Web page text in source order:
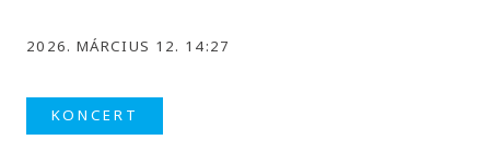
2026. MÁRCIUS 12. 14:27
KONCERT